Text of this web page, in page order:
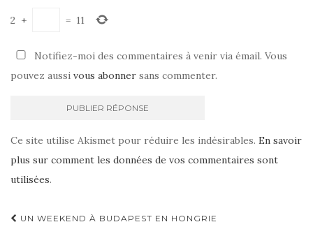
2 + = 11
Notifiez-moi des commentaires à venir via émail. Vous
pouvez aussi vous abonner sans commenter.
Ce site utilise Akismet pour réduire les indésirables. En savoir
plus sur comment les données de vos commentaires sont
utilisées.
UN WEEKEND À BUDAPEST EN HONGRIE